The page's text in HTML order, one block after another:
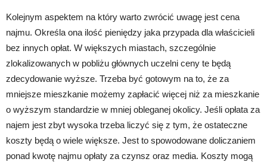
Kolejnym aspektem na który warto zwrócić uwagę jest cena
najmu. Określa ona ilość pieniędzy jaka przypada dla właścicieli
bez innych opłat. W większych miastach, szczególnie
zlokalizowanych w pobliżu głównych uczelni ceny te będą
zdecydowanie wyższe. Trzeba być gotowym na to, że za
mniejsze mieszkanie możemy zapłacić więcej niż za mieszkanie
o wyższym standardzie w mniej obleganej okolicy. Jeśli opłata za
najem jest zbyt wysoka trzeba liczyć się z tym, że ostateczne
koszty będą o wiele większe. Jest to spowodowane doliczaniem
ponad kwotę najmu opłaty za czynsz oraz media. Koszty mogą